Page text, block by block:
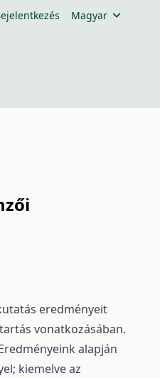
Magyar
eredményeit
vonatkozásában.
alapján
kiemelve az